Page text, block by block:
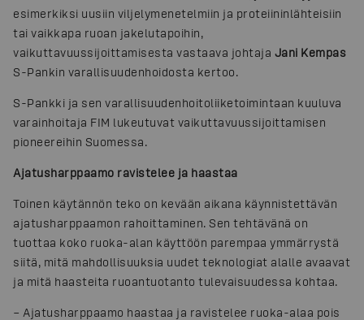
esimerkiksi uusiin viljelymenetelmiin ja proteiininlähteisiin
tai vaikkapa ruoan jakelutapoihin,
vaikuttavuussijoittamisesta vastaava johtaja Jani Kempas
S-Pankin varallisuudenhoidosta kertoo.
S-Pankki ja sen varallisuudenhoitoliiketoimintaan kuuluva
varainhoitaja FIM lukeutuvat vaikuttavuussijoittamisen
pioneereihin Suomessa.
Ajatusharppaamo ravistelee ja haastaa
Toinen käytännön teko on kevään aikana käynnistettävän
ajatusharppaamon rahoittaminen. Sen tehtävänä on
tuottaa koko ruoka-alan käyttöön parempaa ymmärrystä
siitä, mitä mahdollisuuksia uudet teknologiat alalle avaavat
ja mitä haasteita ruoantuotanto tulevaisuudessa kohtaa.
– Ajatusharppaamo haastaa ja ravistelee ruoka-alaa pois